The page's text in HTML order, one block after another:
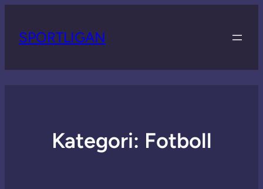
SPORTLIGAN
Kategori: Fotboll